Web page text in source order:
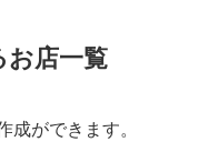
お店一覧
成ができます。